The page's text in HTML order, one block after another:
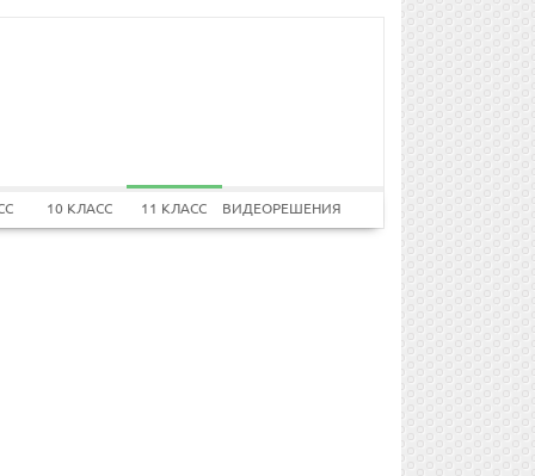
10 КЛАСС 11 КЛАСС ВИДЕОРЕШЕНИЯ